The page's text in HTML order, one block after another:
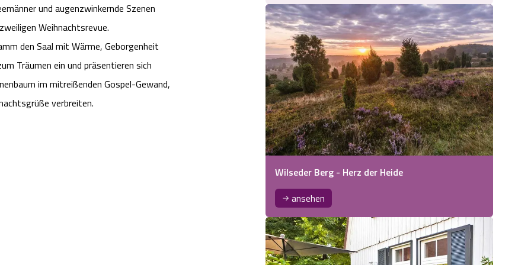
und augenzwinkernde Szenen
Weihnachtsrevue.
den Saal mit Wärme, Geborgenheit
Träumen ein und präsentieren sich
im mitreißenden Gospel-Gewand,
verbreiten.
Wilseder Berg - Herz der Heide
ansehen